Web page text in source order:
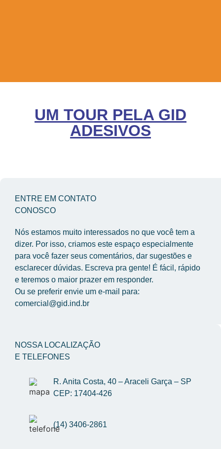
UM TOUR PELA GID
ADESIVOS
ENTRE EM CONTATO
CONOSCO
Nós estamos muito interessados no que você tem a
dizer. Por isso, criamos este espaço especialmente
para você fazer seus comentários, dar sugestões e
esclarecer dúvidas. Escreva pra gente! É fácil, rápido
e teremos o maior prazer em responder.
Ou se preferir envie um e-mail para:
comercial@gid.ind.br
NOSSA LOCALIZAÇÃO
E TELEFONES
R. Anita Costa, 40 – Araceli Garça – SP
CEP: 17404-426
(14) 3406-2861